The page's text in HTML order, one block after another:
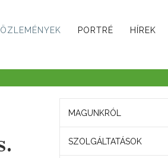
PORTRÉ HÍREK
MAGUNKRÓL
SZOLGÁLTATÁSOK